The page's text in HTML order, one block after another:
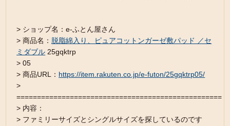
> ショップ名：e-ふとん屋さん
> 商品名： 脱脂綿入り、ピュアコットンガーゼ敷パッド ／セ
ミダブル 25gqktrp
> 05
> 商品URL： https://item.rakuten.co.jp/e-futon/25gqktrp05/
>
==================================================
> 内容：
> ファミリーサイズとシングルサイズを探しているのです